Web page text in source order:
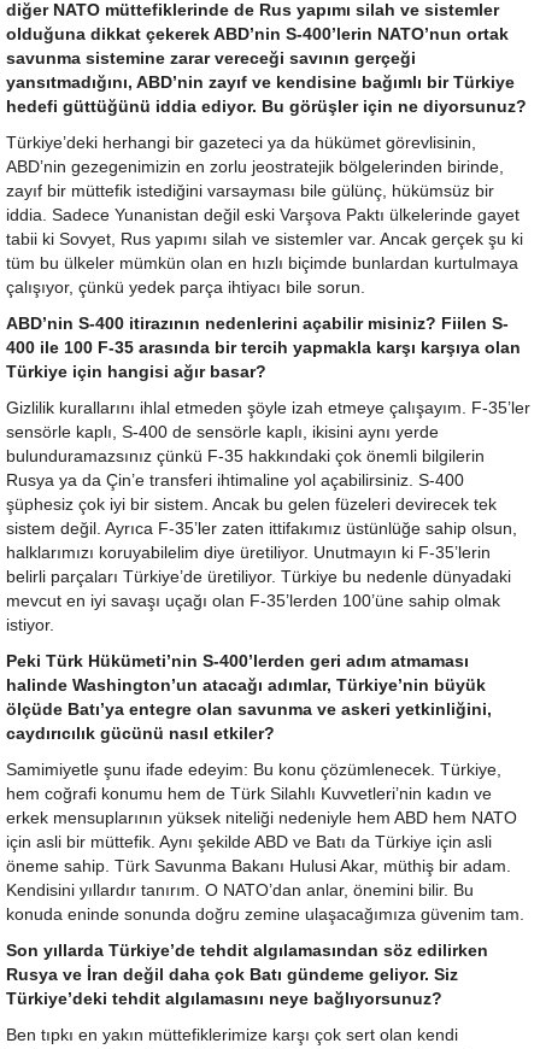
diğer NATO müttefiklerinde de Rus yapımı silah ve sistemler
olduğuna dikkat çekerek ABD’nin S-400’lerin NATO’nun ortak
savunma sistemine zarar vereceği savının gerçeği
yansıtmadığını, ABD’nin zayıf ve kendisine bağımlı bir Türkiye
hedefi güttüğünü iddia ediyor. Bu görüşler için ne diyorsunuz?
Türkiye’deki herhangi bir gazeteci ya da hükümet görevlisinin,
ABD’nin gezegenimizin en zorlu jeostratejik bölgelerinden birinde,
zayıf bir müttefik istediğini varsayması bile gülünç, hükümsüz bir
iddia. Sadece Yunanistan değil eski Varşova Paktı ülkelerinde gayet
tabii ki Sovyet, Rus yapımı silah ve sistemler var. Ancak gerçek şu ki
tüm bu ülkeler mümkün olan en hızlı biçimde bunlardan kurtulmaya
çalışıyor, çünkü yedek parça ihtiyacı bile sorun.
ABD’nin S-400 itirazının nedenlerini açabilir misiniz? Fiilen S-
400 ile 100 F-35 arasında bir tercih yapmakla karşı karşıya olan
Türkiye için hangisi ağır basar?
Gizlilik kurallarını ihlal etmeden şöyle izah etmeye çalışayım. F-35’ler
sensörle kaplı, S-400 de sensörle kaplı, ikisini aynı yerde
bulunduramazsınız çünkü F-35 hakkındaki çok önemli bilgilerin
Rusya ya da Çin’e transferi ihtimaline yol açabilirsiniz. S-400
şüphesiz çok iyi bir sistem. Ancak bu gelen füzeleri devirecek tek
sistem değil. Ayrıca F-35’ler zaten ittifakımız üstünlüğe sahip olsun,
halklarımızı koruyabilelim diye üretiliyor. Unutmayın ki F-35’lerin
belirli parçaları Türkiye’de üretiliyor. Türkiye bu nedenle dünyadaki
mevcut en iyi savaşı uçağı olan F-35’lerden 100’üne sahip olmak
istiyor.
Peki Türk Hükümeti’nin S-400’lerden geri adım atmaması
halinde Washington’un atacağı adımlar, Türkiye’nin büyük
ölçüde Batı’ya entegre olan savunma ve askeri yetkinliğini,
caydırıcılık gücünü nasıl etkiler?
Samimiyetle şunu ifade edeyim: Bu konu çözümlenecek. Türkiye,
hem coğrafi konumu hem de Türk Silahlı Kuvvetleri’nin kadın ve
erkek mensuplarının yüksek niteliği nedeniyle hem ABD hem NATO
için asli bir müttefik. Aynı şekilde ABD ve Batı da Türkiye için asli
öneme sahip. Türk Savunma Bakanı Hulusi Akar, müthiş bir adam.
Kendisini yıllardır tanırım. O NATO’dan anlar, önemini bilir. Bu
konuda eninde sonunda doğru zemine ulaşacağımıza güvenim tam.
Son yıllarda Türkiye’de tehdit algılamasından söz edilirken
Rusya ve İran değil daha çok Batı gündeme geliyor. Siz
Türkiye’deki tehdit algılamasını neye bağlıyorsunuz?
Ben tıpkı en yakın müttefiklerimize karşı çok sert olan kendi